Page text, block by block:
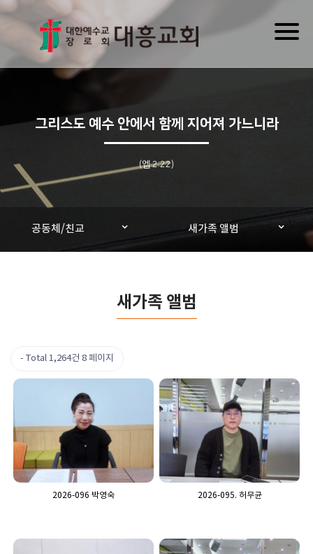
그리스도 예수 안에서 함께 지어져 가느니라
(엡 2:22)
공동체/친교 새가족 앨범
새가족 앨범
Total 1,264건 8 페이지
2026-096 박영숙 2026-095. 허무균